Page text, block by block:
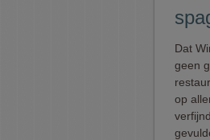
Dat
geen
op